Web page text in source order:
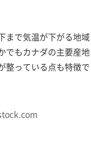
まで気温が下がる地域
でもカナダの主要産地
整っている点も特徴で